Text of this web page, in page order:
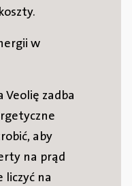
w
Veolię zadba
aby
na prąd
liczyć na